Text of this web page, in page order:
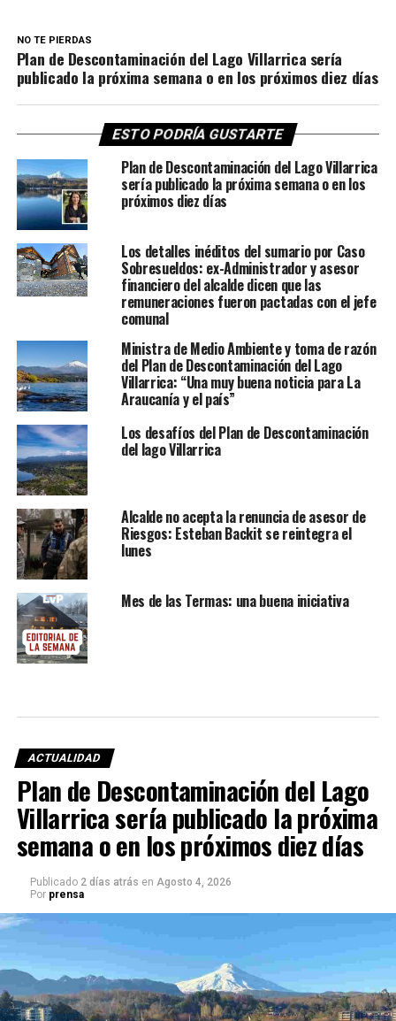
NO TE PIERDAS
Plan de Descontaminación del Lago Villarrica sería
publicado la próxima semana o en los próximos diez días
ESTO PODRÍA GUSTARTE
Plan de Descontaminación del Lago Villarrica
sería publicado la próxima semana o en los
próximos diez días
Los detalles inéditos del sumario por Caso
Sobresueldos: ex-Administrador y asesor
financiero del alcalde dicen que las
remuneraciones fueron pactadas con el jefe
comunal
Ministra de Medio Ambiente y toma de razón
del Plan de Descontaminación del Lago
Villarrica: “Una muy buena noticia para La
Araucanía y el país”
Los desafíos del Plan de Descontaminación
del lago Villarrica
Alcalde no acepta la renuncia de asesor de
Riesgos: Esteban Backit se reintegra el
lunes
Mes de las Termas: una buena iniciativa
ACTUALIDAD
Plan de Descontaminación del Lago
Villarrica sería publicado la próxima
semana o en los próximos diez días
Publicado 2 días atrás en Agosto 4, 2026
Por prensa